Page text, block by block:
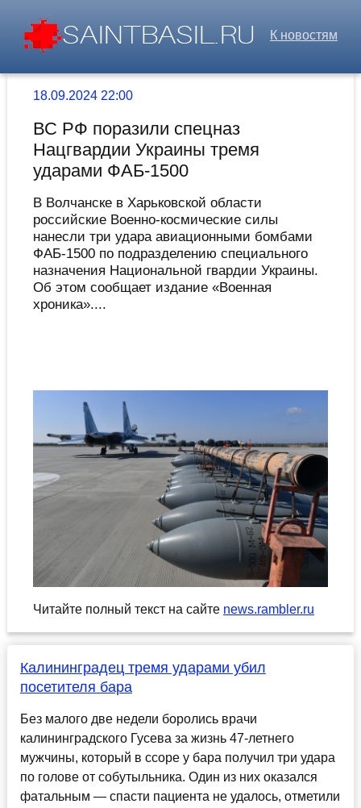
К новостям
18.09.2024 22:00
ВС РФ поразили спецназ
Нацгвардии Украины тремя
ударами ФАБ-1500
В Волчанске в Харьковской области
российские Военно-космические силы
нанесли три удара авиационными бомбами
ФАБ-1500 по подразделению специального
назначения Национальной гвардии Украины.
Об этом сообщает издание «Военная
хроника»....
Читайте полный текст на сайте news.rambler.ru
Калининградец тремя ударами убил
посетителя бара
Без малого две недели боролись врачи
калининградского Гусева за жизнь 47-летнего
мужчины, который в ссоре у бара получил три удара
по голове от собутыльника. Один из них оказался
фатальным — спасти пациента не удалось, отметили